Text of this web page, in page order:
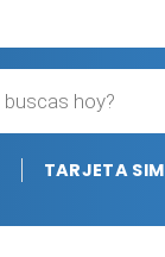
TARJETA SIM